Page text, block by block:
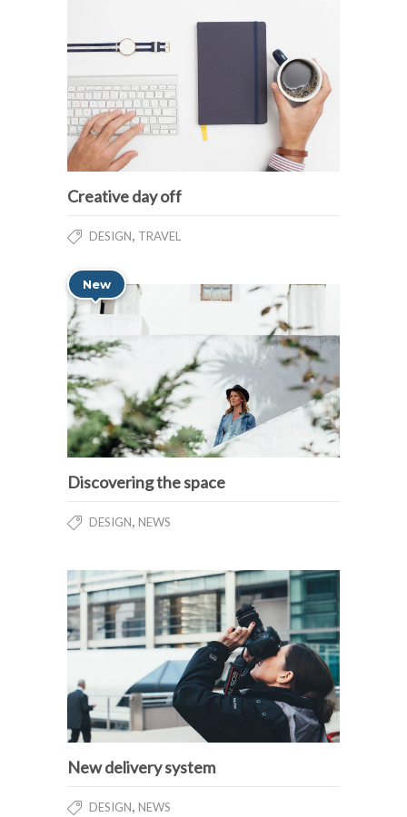
Creative day off
DESIGN, TRAVEL
New
Discovering the space
DESIGN, NEWS
New delivery system
DESIGN, NEWS